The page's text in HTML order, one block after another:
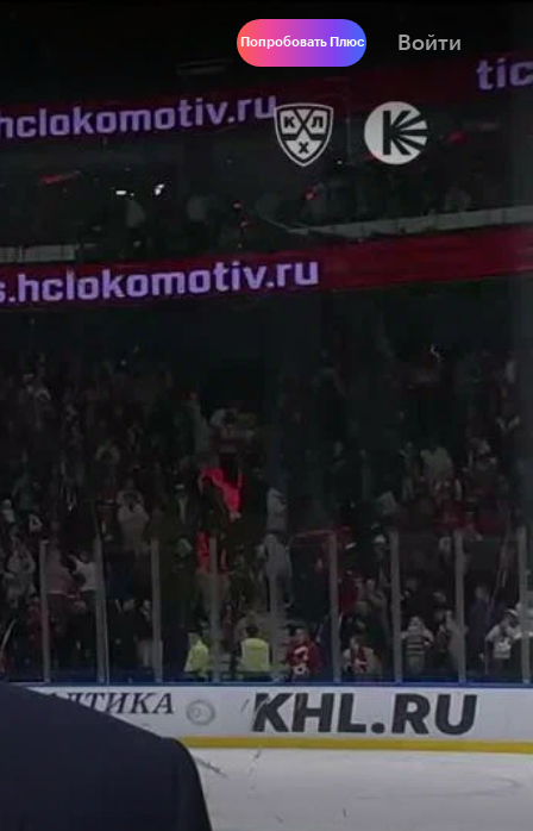
Попробовать Плюс Войти